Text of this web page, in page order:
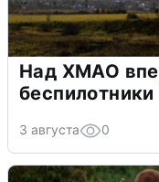
Над ХМАО
беспилотники
3 августа 0